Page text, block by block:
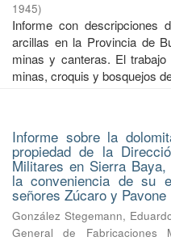
1945)
Informe con descripciones
arcillas en la Provincia de
minas y canteras. El
minas, croquis y bosquejos
Informe sobre la
propiedad de la
Militares en Sierra
la conveniencia de su
señores Zúcaro y Pavone
González Stegemann,
General de Fabricaciones